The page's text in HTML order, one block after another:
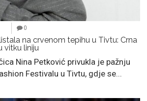
0
na crvenom tepihu u Tivtu: Crna
vitku liniju
Nina Petković privukla je pažnju
Festivalu u Tivtu, gdje se...